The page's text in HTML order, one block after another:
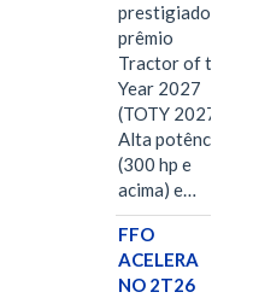
prestigiado
prêmio
Tractor of the
Year 2027
(TOTY 2027:
Alta potência
(300 hp e
acima) e…
FFO
ACELERA
NO 2T26